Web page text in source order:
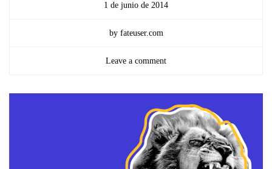
1 de junio de 2014
by fateuser.com
Leave a comment